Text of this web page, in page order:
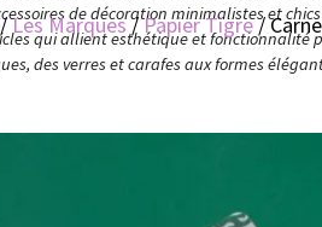
de décoration minimalistes et
qui allient esthétique et fonctionnalité
des verres et carafes aux formes
Les Marques/Papier Tigre/